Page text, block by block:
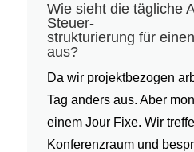
Wie sieht die tägliche
Steuer-
strukturierung für
aus?
Da wir projektbezogen
Tag anders aus. Aber
einem Jour Fixe. Wir
Konferenzraum und